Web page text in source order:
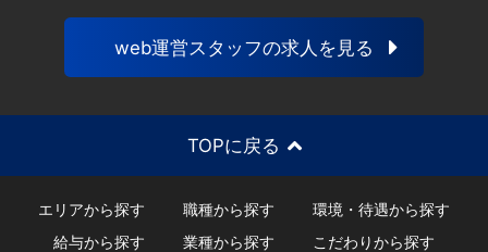
web運営スタッフの求人を見る
TOPに戻る
エリアから探す 職種から探す
環境・待遇から探す
給与から探す
業種から探す こだわりから探す